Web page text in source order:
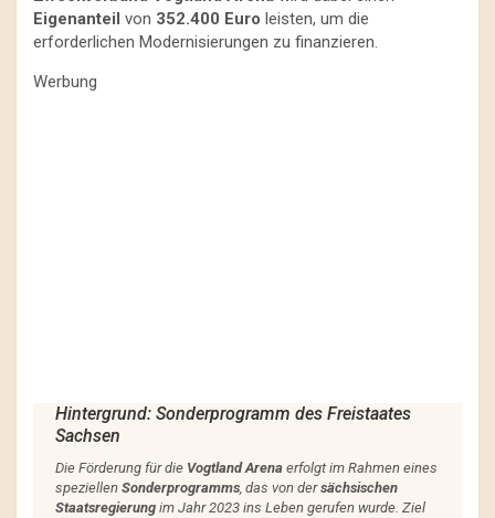
Eigenanteil von 352.400 Euro leisten, um die
erforderlichen Modernisierungen zu finanzieren.
Werbung
Hintergrund: Sonderprogramm des Freistaates
Sachsen
Die Förderung für die Vogtland Arena erfolgt im Rahmen eines
speziellen Sonderprogramms, das von dersächsischen
Staatsregierung im Jahr 2023 ins Leben gerufen wurde. Ziel